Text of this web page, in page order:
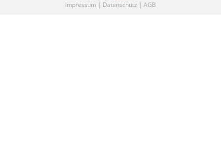
Impressum | Datenschutz | AGB